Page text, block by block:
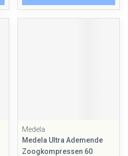
Medela
Medela Ultra Ademende
Zoogkompressen 60